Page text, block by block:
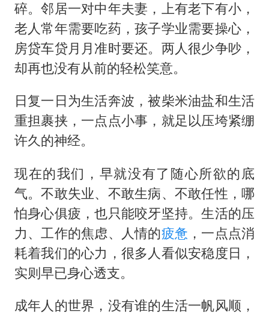
碎。邻居一对中年夫妻，上有老下有小，
老人常年需要吃药，孩子学业需要操心，
房贷车贷月月准时要还。两人很少争吵，
却再也没有从前的轻松笑意。
日复一日为生活奔波，被柴米油盐和生活
重担裹挟，一点点小事，就足以压垮紧绷
许久的神经。
现在的我们，早就没有了随心所欲的底
气。不敢失业、不敢生病、不敢任性，哪
怕身心俱疲，也只能咬牙坚持。生活的压
力、工作的焦虑、人情的疲惫 ，一点点消
耗着我们的心力，很多人看似安稳度日，
实则早已身心透支。
成年人的世界，没有谁的生活一帆风顺，